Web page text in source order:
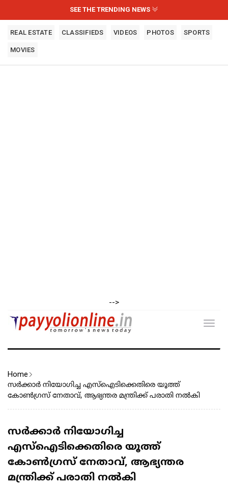
SEE THE TRENDING NEWS
REAL ESTATE CLASSIFIEDS VIDEOS PHOTOS SPORTS
MOVIES
-->
Home
സർക്കാർ നിയോഗിച്ച എസ്ഐടിക്കെതിരെ യൂത്ത്
കോൺഗ്രസ് നേതാവ്, ആഭ്യന്തര മന്ത്രിക്ക് പരാതി നൽകി‌
സർക്കാർ നിയോഗിച്ച
എസ്ഐടിക്കെതിരെ യൂത്ത്
കോൺഗ്രസ് നേതാവ്, ആഭ്യന്തര
മന്ത്രിക്ക് പരാതി നൽകി‌